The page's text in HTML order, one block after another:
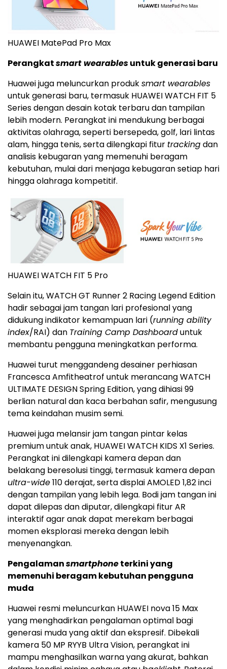
HUAWEI MatePad Pro Max
Perangkatsmart wearablesuntuk generasi baru
Huawei juga meluncurkan produksmart wearables
untuk generasi baru, termasuk HUAWEI WATCH FIT 5
Series dengan desain kotak terbaru dan tampilan
lebih modern. Perangkat ini mendukung berbagai
aktivitas olahraga, seperti bersepeda, golf, lari lintas
alam, hingga tenis, serta dilengkapi fitur trackingdan
analisis kebugaran yang memenuhi beragam
kebutuhan, mulai dari menjaga kebugaran setiap hari
hingga olahraga kompetitif.
HUAWEI WATCH FIT 5 Pro
Selain itu, WATCH GT Runner 2 Racing Legend Edition
hadir sebagai jam tangan lari profesional yang
didukung indikator kemampuan lari (running ability
index/RAI) dan Training Camp Dashboarduntuk
membantu pengguna meningkatkan performa.
Huawei turut menggandeng desainer perhiasan
Francesca Amfitheatrof untuk merancang WATCH
ULTIMATE DESIGN Spring Edition, yang dihiasi 99
berlian natural dan kaca berbahan safir, mengusung
tema keindahan musim semi.
Huawei juga melansir jam tangan pintar kelas
premium untuk anak, HUAWEI WATCH KIDS X1 Series.
Perangkat ini dilengkapi kamera depan dan
belakang beresolusi tinggi, termasuk kamera depan
ultra-wide110 derajat, serta displai AMOLED 1,82 inci
dengan tampilan yang lebih lega. Bodi jam tangan ini
dapat dilepas dan diputar, dilengkapi fitur AR
interaktif agar anak dapat merekam berbagai
momen eksplorasi mereka dengan lebih
menyenangkan.
Pengalamansmartphoneterkini yang
memenuhi beragam kebutuhan pengguna
muda
Huawei resmi meluncurkan HUAWEI nova 15 Max
yang menghadirkan pengalaman optimal bagi
generasi muda yang aktif dan ekspresif. Dibekali
kamera 50 MP RYYB Ultra Vision, perangkat ini
mampu menghasilkan warna yang akurat, bahkan